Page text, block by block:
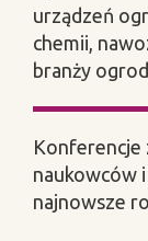
urządzeń
chemii,
branży
Konferencje
naukowców
najnowsze